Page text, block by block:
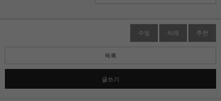
수정 삭제 추천
목록
글쓰기